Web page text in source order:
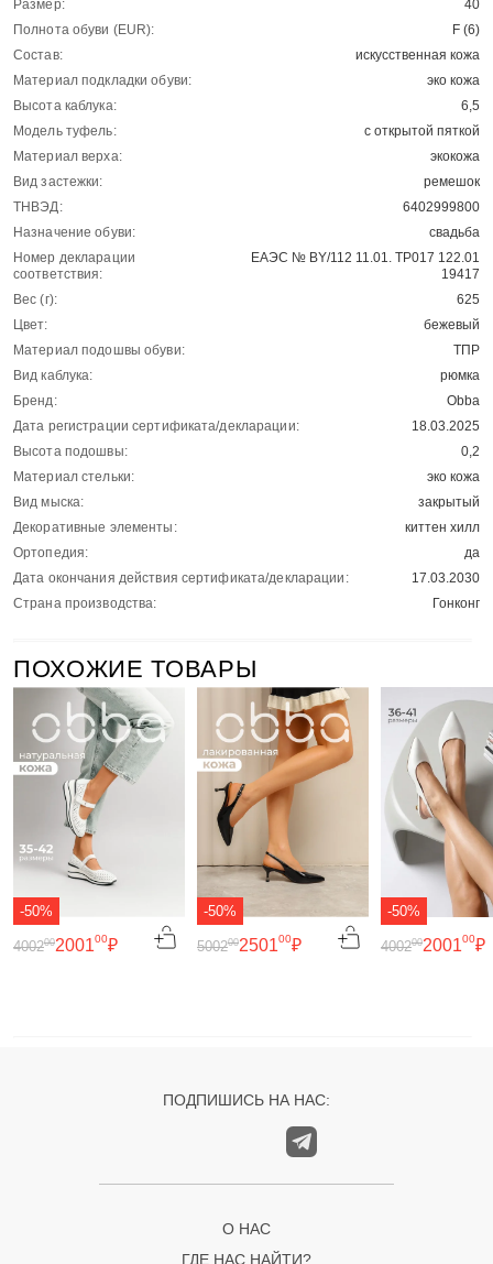
Размер:
40
Полнота обуви (EUR):
F (6)
Состав:
искусственная кожа
Материал подкладки обуви:
эко кожа
Высота каблука:
6,5
Модель туфель:
с открытой пяткой
Материал верха:
экокожа
Вид застежки:
ремешок
ТНВЭД:
6402999800
Назначение обуви:
свадьба
Номер декларации
соответствия:
ЕАЭС № BY/112 11.01. ТР017 122.01
19417
Вес (г):
625
Цвет:
бежевый
Материал подошвы обуви:
ТПР
Вид каблука:
рюмка
Бренд:
Obba
Дата регистрации сертификата/декларации:
18.03.2025
Высота подошвы:
0,2
Материал стельки:
эко кожа
Вид мыска:
закрытый
Декоративные элементы:
киттен хилл
Ортопедия:
да
Дата окончания действия сертификата/декларации:
17.03.2030
Страна производства:
Гонконг
ПОХОЖИЕ ТОВАРЫ
-50%
200100₽
400200
-50%
250100₽
500200
-50%
200100₽
400200
ПОДПИШИСЬ НА НАС:
О НАС
ГДЕ НАС НАЙТИ?